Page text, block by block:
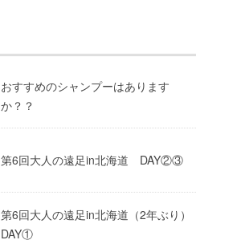
おすすめのシャンプーはあります
か？？
第6回大人の遠足in北海道 DAY②③
第6回大人の遠足in北海道（2年ぶり）
DAY①